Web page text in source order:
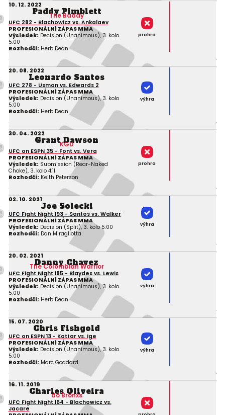
10. 12. 2022
Paddy Pimblett
The Baddy
UFC 282 - Blachowicz vs. Ankalaev
PROFESIONÁLNÍ ZÁPAS MMA
Výsledek: Decision (Unanimous), 3. kolo
5:00
Rozhodčí: Herb Dean
prohra
20. 08. 2022
Leonardo Santos
UFC 278 - Usman vs. Edwards 2
PROFESIONÁLNÍ ZÁPAS MMA
Výsledek: Decision (Unanimous), 3. kolo
5:00
Rozhodčí: Herb Dean
výhra
30. 04. 2022
Grant Dawson
KGD
UFC on ESPN 35 - Font vs. Vera
PROFESIONÁLNÍ ZÁPAS MMA
Výsledek: Submission (Rear-Naked
Choke), 3. kolo 4:11
Rozhodčí: Keith Peterson
prohra
02. 10. 2021
Joe Solecki
UFC Fight Night 193 - Santos vs. Walker
PROFESIONÁLNÍ ZÁPAS MMA
Výsledek: Decision (Split), 3. kolo 5:00
Rozhodčí: Dan Miragliotta
výhra
20. 02. 2021
Danny Chavez
The Colombian Warrior
UFC Fight Night 185 - Blaydes vs. Lewis
PROFESIONÁLNÍ ZÁPAS MMA
Výsledek: Decision (Unanimous), 3. kolo
5:00
Rozhodčí: Herb Dean
výhra
15. 07. 2020
Chris Fishgold
UFC on ESPN 13 - Kattar vs. Ige
PROFESIONÁLNÍ ZÁPAS MMA
Výsledek: Decision (Unanimous), 3. kolo
5:00
Rozhodčí: Marc Goddard
výhra
16. 11. 2019
Charles Oliveira
do Bronxs
UFC Fight Night 164 - Blachowicz vs.
Jacare